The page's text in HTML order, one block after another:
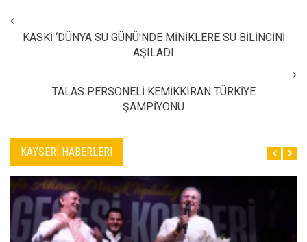
KASKİ ‘DÜNYA SU GÜNÜ'NDE MİNİKLERE SU BİLİNCİNİ
AŞILADI
TALAS PERSONELİ KEMİKKIRAN TÜRKİYE
ŞAMPİYONU
KAYSERI HABERLERI